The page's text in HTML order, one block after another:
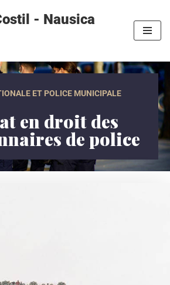
- Nausica
ET POLICE MUNICIPALE
en droit des
de police